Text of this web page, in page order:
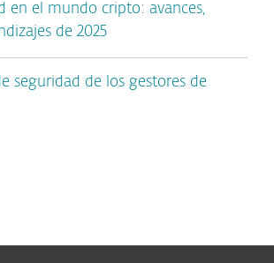
en el mundo cripto: avances,
de 2025
seguridad de los gestores de